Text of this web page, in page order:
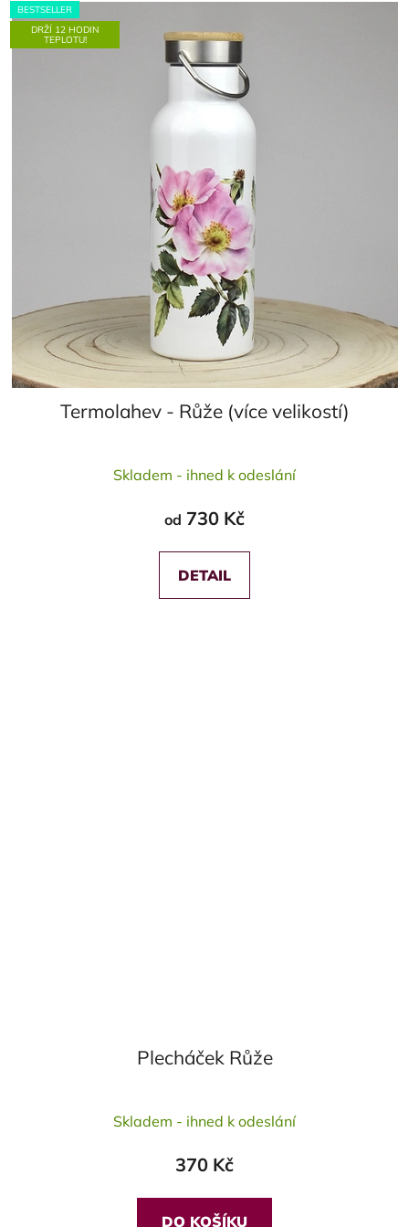
BESTSELLER
DRŽÍ 12 HODIN
TEPLOTU!
Termolahev - Růže (více velikostí)
hodnocení
je
5,0
z
5
Skladem - ihned k odeslání
od 730 Kč
DETAIL
Plecháček Růže
hodnocení
je
5,0
z
Skladem - ihned k odeslání
370 Kč
DO KOŠÍKU